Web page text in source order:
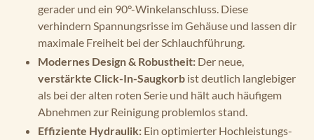
gerader und ein 90°-Winkelanschluss. Diese
verhindern Spannungsrisse im Gehäuse und lassen dir
maximale Freiheit bei der Schlauchführung.
Modernes Design & Robustheit: Der neue,
verstärkte Click-In-Saugkorb ist deutlich langlebiger
als bei der alten roten Serie und hält auch häufigem
Abnehmen zur Reinigung problemlos stand.
Effiziente Hydraulik: Ein optimierter Hochleistungs-